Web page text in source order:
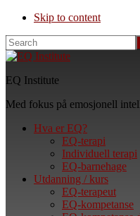
Skip to content
Search
EQ Institute
Med fokus på emosjonell
Hva er EQ?
EQ-terapi
Individuell terapi
EQ-barnehage
Utdanning / kurs
EQ-terapeut
EQ-kompetanse